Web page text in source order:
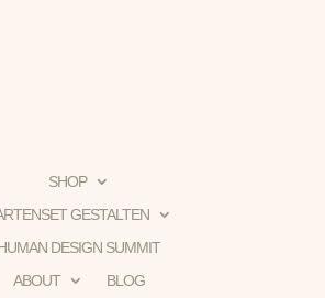
SHOP
GESTALTEN
DESIGN SUMMIT
ABOUT
BLOG